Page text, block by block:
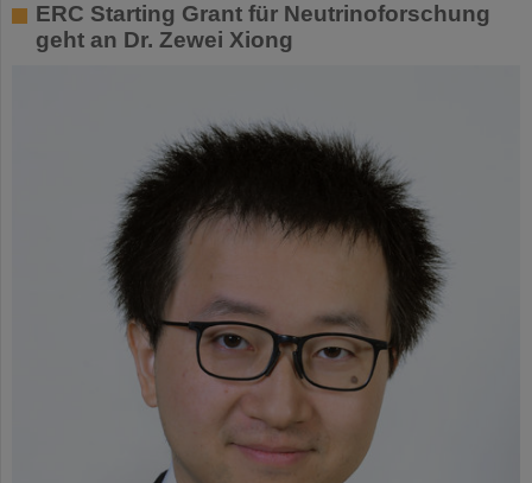
ERC Starting Grant für Neutrinoforschung
geht an Dr. Zewei Xiong